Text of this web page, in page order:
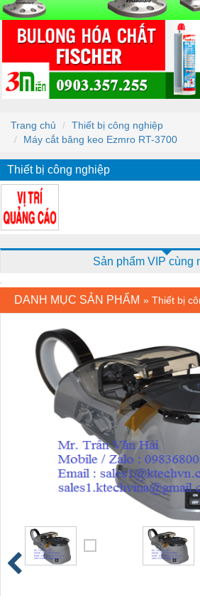
Trang chủ
Thiết bị công nghiệp
Máy cắt băng keo Ezmro RT-3700
Thiết bị công nghiệp
Sản phẩm VIP cùng
DANH MỤC SẢN PHẨM » Thiết bị